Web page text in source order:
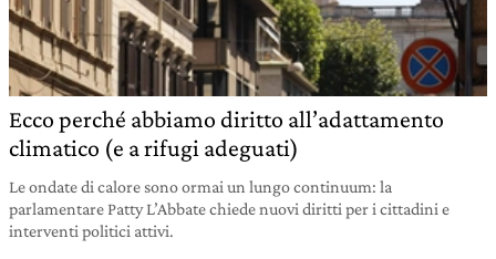
Ecco perché abbiamo diritto all’adattamento
climatico (e a rifugi adeguati)
Le ondate di calore sono ormai un lungo continuum: la
parlamentare Patty L’Abbate chiede nuovi diritti per i cittadini e
interventi politici attivi.